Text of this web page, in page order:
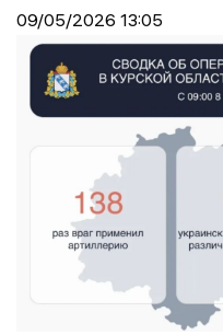
09/05/2026 13:05